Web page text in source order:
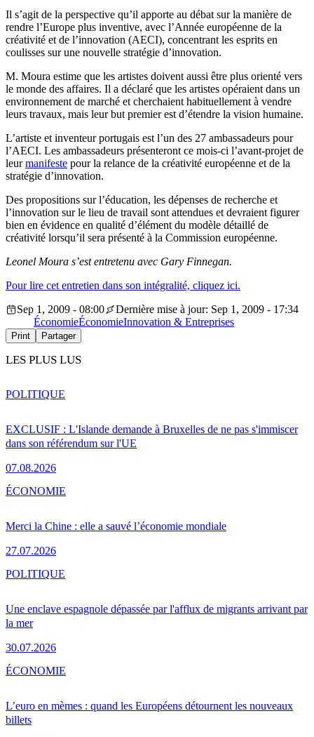
Il s’agit de la perspective qu’il apporte au débat sur la manière de
rendre l’Europe plus inventive, avec l’Année européenne de la
créativité et de l’innovation (AECI), concentrant les esprits en
coulisses sur une nouvelle stratégie d’innovation.
M. Moura estime que les artistes doivent aussi être plus orienté vers
le monde des affaires. Il a déclaré que les artistes opéraient dans un
environnement de marché et cherchaient habituellement à vendre
leurs travaux, mais leur but premier est d’étendre la vision humaine.
L’artiste et inventeur portugais est l’un des 27 ambassadeurs pour
l’AECI. Les ambassadeurs présenteront ce mois-ci l’avant-projet de
leurmanifeste pour la relance de la créativité européenne et de la
stratégie d’innovation.
Des propositions sur l’éducation, les dépenses de recherche et
l’innovation sur le lieu de travail sont attendues et devraient figurer
bien en évidence en qualité d’élément du modèle détaillé de
créativité lorsqu’il sera présenté à la Commission européenne.
Leonel Moura s’est entretenu avec Gary Finnegan.
Pour lire cet entretien dans son intégralité, cliquez ici.
Sep 1, 2009 - 08:00
Dernière mise à jour: Sep 1, 2009 - 17:34
ÉconomieÉconomieInnovation & Entreprises
Print Partager
LES PLUS LUS
EXCLUSIF : L'Islande demande à Bruxelles de ne pas s'immiscer
dans son référendum sur l'UE
07.08.2026
POLITIQUE
Merci la Chine : elle a sauvé l’économie mondiale
27.07.2026
ÉCONOMIE
Une enclave espagnole dépassée par l'afflux de migrants arrivant par
la mer
30.07.2026
POLITIQUE
L’euro en mèmes : quand les Européens détournent les nouveaux
billets
ÉCONOMIE